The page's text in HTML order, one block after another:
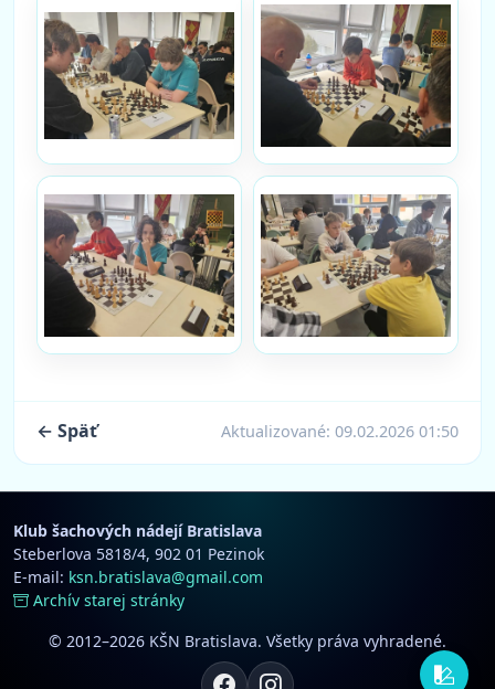
← Späť Aktualizované: 09.02.2026 01:50
Klub šachových nádejí Bratislava
Steberlova 5818/4, 902 01 Pezinok
E-mail: ksn.bratislava@gmail.com
Archív starej stránky
© 2012–2026 KŠN Bratislava. Všetky práva vyhradené.